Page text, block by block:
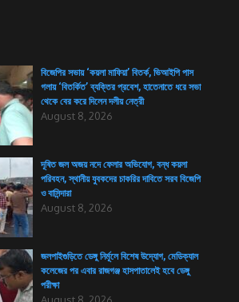
বিজেপির সভায় ‘কয়লা মাফিয়া’ বিতর্ক, ভিআইপি পাস
গলায় ‘বিতর্কিত’ ব্যক্তির প্রবেশ, হাতেনাতে ধরে সভা
থেকে বের করে দিলেন দলীয় নেত্রী
August 8, 2026
দূষিত জল অজয় নদে ফেলার অভিযোগ, বন্ধ কয়লা
পরিবহন, স্থানীয় যুবকদের চাকরির দাবিতে সরব বিজেপি
ও বাসিন্দারা
August 8, 2026
জলপাইগুড়িতে ডেঙ্গু নির্মূলে বিশেষ উদ্যোগ, মেডিক্যাল
কলেজের পর এবার রাজগঞ্জ হাসপাতালেই হবে ডেঙ্গু
পরীক্ষা